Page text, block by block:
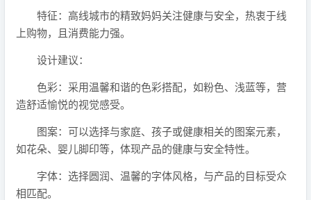
特征：高线城市的精致妈妈关注健康与安全，热衷于线
上购物，且消费能力强。
设计建议：
色彩：采用温馨和谐的色彩搭配，如粉色、浅蓝等，营
造舒适愉悦的视觉感受。
图案：可以选择与家庭、孩子或健康相关的图案元素，
如花朵、婴儿脚印等，体现产品的健康与安全特性。
字体：选择圆润、温馨的字体风格，与产品的目标受众
相匹配。